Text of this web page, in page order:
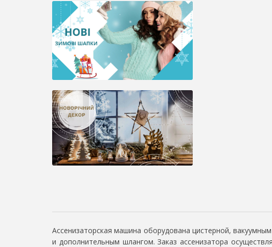
Ассенизаторская машина оборудована цистерной,
и дополнительным шлангом. Заказ ассенизатора